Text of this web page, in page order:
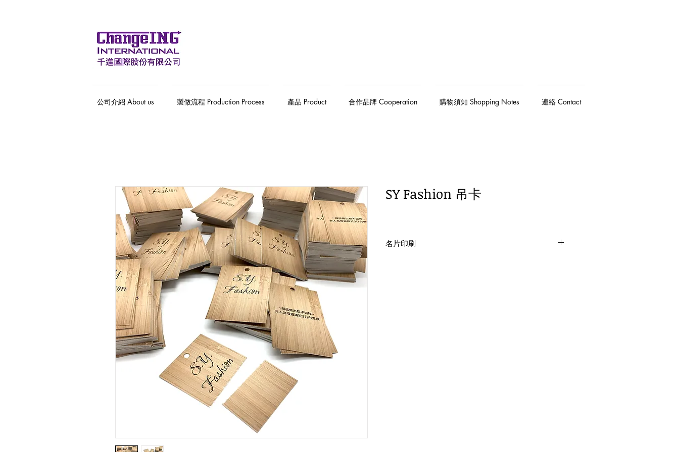
公司介紹 About us 製做流程 Production Process 產品 Product 合作品牌 Cooperation 購物須知 Shopping Notes 連絡 Contact
SY Fashion 吊卡
名片印刷